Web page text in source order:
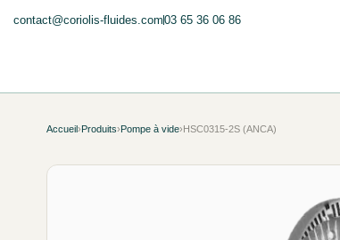
contact@coriolis-fluides.com03 65 36 06 86
Accueil›Produits›Pompe à vide›HSC0315-2S (ANCA)